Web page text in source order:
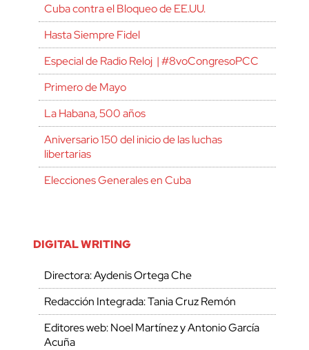
Cuba contra el Bloqueo de EE.UU.
Hasta Siempre Fidel
Especial de Radio Reloj | #8voCongresoPCC
Primero de Mayo
La Habana, 500 años
Aniversario 150 del inicio de las luchas
libertarias
Elecciones Generales en Cuba
DIGITAL WRITING
Directora: Aydenis Ortega Che
Redacción Integrada: Tania Cruz Remón
Editores web: Noel Martínez y Antonio García
Acuña